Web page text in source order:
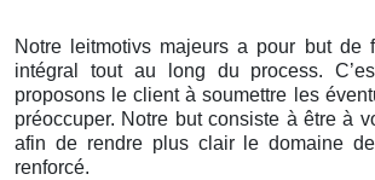
Notre leitmotivs majeurs a pour but de
intégral tout au long du process.
proposons le client à soumettre les
préoccuper. Notre but consiste à être à
afin de rendre plus clair le domaine de
renforcé.